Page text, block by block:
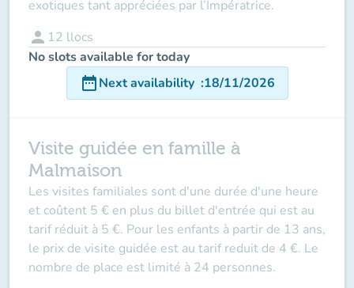
exotiques tant appréciées par l’Impératrice.
person 12 llocs
No slots available for today
date_rangeNext availability :18/11/2026
Visite guidée en famille à
Malmaison
Les visites familiales sont d'une durée d'une heure
et coûtent 5 € en plus du billet d'entrée qui est au
tarif réduit à 5 €. Pour les enfants à partir de 13 ans,
le prix de visite guidée est au tarif reduit de 4 €. Le
nombre de place est limité à 24 personnes.